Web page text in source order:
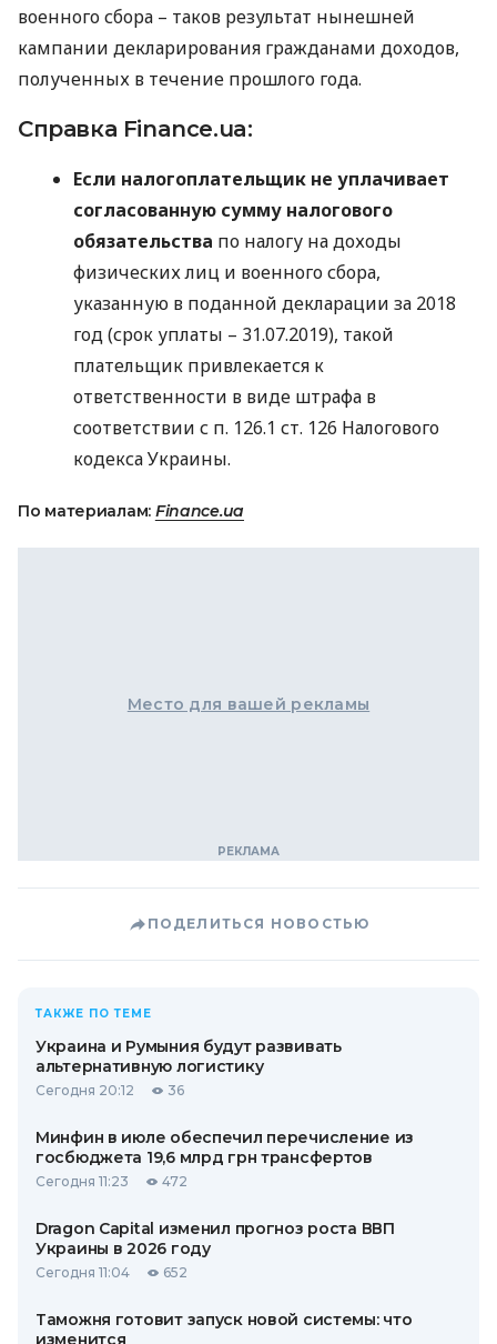
военного сбора – таков результат нынешней
кампании декларирования гражданами доходов,
полученных в течение прошлого года.
Справка Finance.ua:
Если налогоплательщик не уплачивает
согласованную сумму налогового
обязательства по налогу на доходы
физических лиц и военного сбора,
указанную в поданной декларации за 2018
год (срок уплаты – 31.07.2019), такой
плательщик привлекается к
ответственности в виде штрафа в
соответствии с п. 126.1 ст. 126 Налогового
кодекса Украины.
По материалам: Finance.ua
Место для вашей рекламы
ПОДЕЛИТЬСЯ НОВОСТЬЮ
ТАКЖЕ ПО ТЕМЕ
Украина и Румыния будут развивать
альтернативную логистику
Сегодня 20:12 36
Минфин в июле обеспечил перечисление из
госбюджета 19,6 млрд грн трансфертов
Сегодня 11:23 472
Dragon Capital изменил прогноз роста ВВП
Украины в 2026 году
Сегодня 11:04 652
Таможня готовит запуск новой системы: что
изменится